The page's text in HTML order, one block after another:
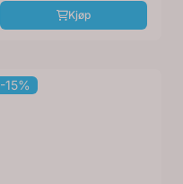
Kjøp
-15%